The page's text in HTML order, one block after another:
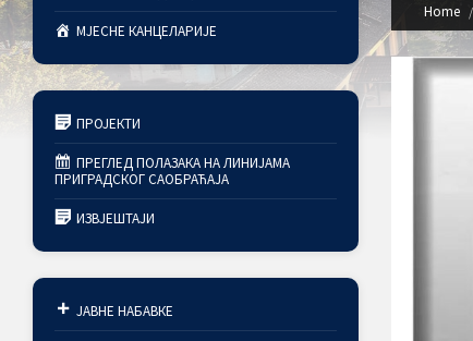
Home
МЈЕСНЕ КАНЦЕЛАРИЈЕ
ПРОЈЕКТИ
ПРЕГЛЕД ПОЛАЗАКА НА ЛИНИЈАМА
ПРИГРАДСКОГ САОБРАЋАЈА
ИЗВЈЕШТАЈИ
ЈАВНЕ НАБАВКЕ